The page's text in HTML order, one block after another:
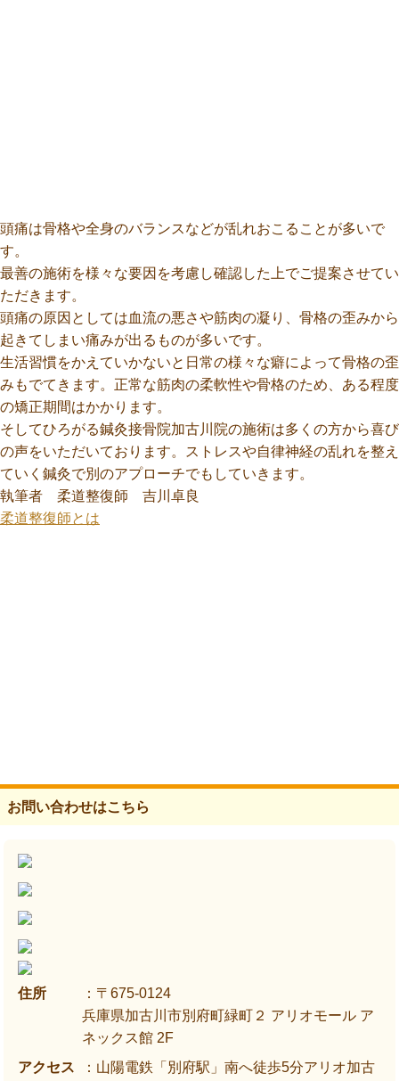
頭痛は骨格や全身のバランスなどが乱れおこることが多いで
す。
最善の施術を様々な要因を考慮し確認した上でご提案させてい
ただきます。
頭痛の原因としては血流の悪さや筋肉の凝り、骨格の歪みから
起きてしまい痛みが出るものが多いです。
生活習慣をかえていかないと日常の様々な癖によって骨格の歪
みもでてきます。正常な筋肉の柔軟性や骨格のため、ある程度
の矯正期間はかかります。
そしてひろがる鍼灸接骨院加古川院の施術は多くの方から喜び
の声をいただいております。ストレスや自律神経の乱れを整え
ていく鍼灸で別のアプローチでもしていきます。
執筆者 柔道整復師 吉川卓良
柔道整復師とは
お問い合わせはこちら
住所
：〒675-0124
兵庫県加古川市別府町緑町２ アリオモール ア
ネックス館 2F
アクセス
：山陽電鉄「別府駅」南へ徒歩5分アリオ加古